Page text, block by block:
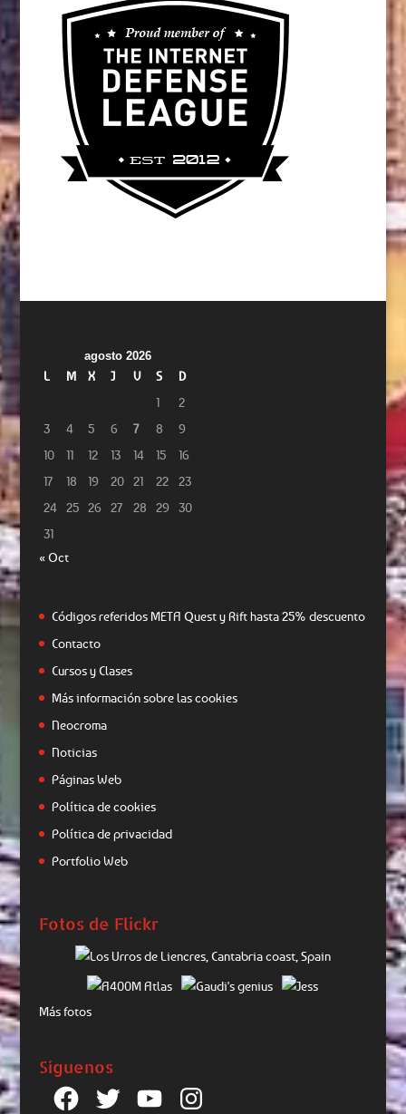
agosto 2026
L M X J V S
D
1
2
3
4 5 6 7 8
9
10
11 12 13 14 15
16
17
18 19 20 21 22
23
24
25 26 27 28 29
30
31
« Oct
Códigos referidos META Quest y Rift hasta 25% descuento
Contacto
Cursos y Clases
Más información sobre las cookies
Neocroma
Noticias
Páginas Web
Política de cookies
Política de privacidad
Portfolio Web
Fotos de Flickr
Más fotos
Síguenos
FacebookTwitter YouTubeInstagram